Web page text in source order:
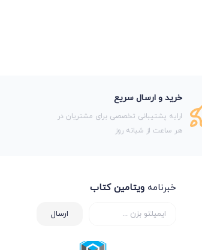
خرید و ارسال سریع
ارایه پشتیبانی تخصصی برای مشتریان در
هر ساعت از شبانه روز
خبرنامهویتامین کتاب
ارسال